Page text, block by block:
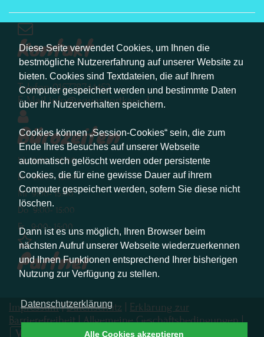
Diese Seite verwendet Cookies, um Ihnen die
bestmögliche Nutzererfahrung auf unserer Website zu
bieten. Cookies sind Textdateien, die auf Ihrem
Computer gespeichert werden und bestimmte Daten
über Ihr Nutzerverhalten speichern.
Cookies können „Session-Cookies“ sein, die zum
Ende Ihres Besuches auf unserer Webseite
automatisch gelöscht werden oder persistente
Cookies, die für eine gewisse Dauer auf ihrem
Computer gespeichert werden, sofern Sie diese nicht
löschen.
Dann ist es uns möglich, Ihren Browser beim
nächsten Aufruf unserer Webseite wiederzuerkennen
und Ihnen Funktionen entsprechend Ihrer bisherigen
Nutzung zur Verfügung zu stellen.
Datenschutzerklärung
Alle Cookies akzeptieren
Kontakt
Telefon 015778744452
E-Mail info@aquasportkam.de
Bürozeiten
Mo 9:00 - 15:00
Di 9:00 - 15:00
Mi 9:00- 15:00
Do 9:00- 15:00
Fr 9:00- 15:00
Partner
Impressum|Datenschutz
Erklärung zur
Barrierefreiheit|Allgemeine Geschäftsbedingungen|
Vertrag widerrufen